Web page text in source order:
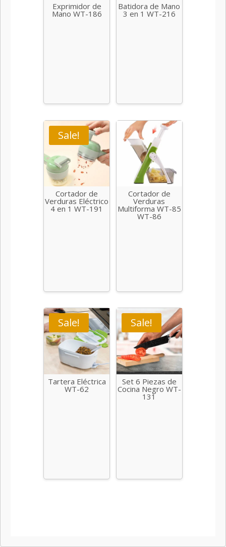
Exprimidor de
Mano WT-186
Batidora de Mano
3 en 1 WT-216
Sale!
Cortador de
Verduras Eléctrico
4 en 1 WT-191
Cortador de
Verduras
Multiforma WT-85
WT-86
Sale!
Tartera Eléctrica
WT-62
Sale!
Set 6 Piezas de
Cocina Negro WT-
131